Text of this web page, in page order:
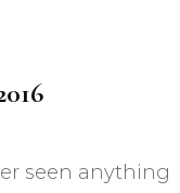
seen anything